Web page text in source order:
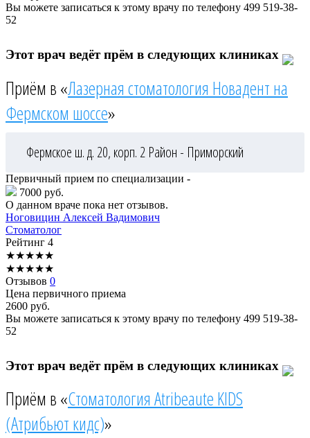
Вы можете записаться к этому врачу по телефону 499 519-38-
52
Этот врач ведёт прём в следующих клиниках
Приём в «Лазерная стоматология Новадент на
Фермском шоссе»
Фермское ш. д. 20, корп. 2 Район - Приморский
Первичный прием по специализации -
7000 руб.
О данном враче пока нет отзывов.
Ноговицин Алексей Вадимович
Стоматолог
Рейтинг 4
★★★★★
★★★★★
Отзывов 0
Цена первичного приема
2600 руб.
Вы можете записаться к этому врачу по телефону 499 519-38-
52
Этот врач ведёт прём в следующих клиниках
Приём в «Стоматология Atribeaute KIDS
(Атрибьют кидс)»